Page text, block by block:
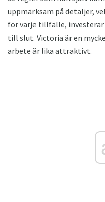
uppmärksam på detaljer,
för varje tillfälle,
till slut. Victoria är en
arbete är lika attraktivt.